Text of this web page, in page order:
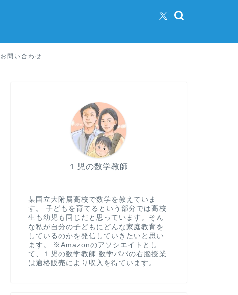
お問い合わせ
１児の数学教師
某国立大附属高校で数学を教えていま
す。 子どもを育てるという部分では高校
生も幼児も同じだと思っています。そん
な私が自分の子どもにどんな家庭教育を
しているのかを発信していきたいと思い
ます。 ※Amazonのアソシエイトとし
て、１児の数学教師 数学パパの右脳授業
は適格販売により収入を得ています。